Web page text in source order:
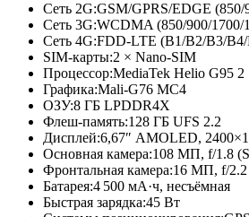
Сеть 2G:GSM/GPRS/EDGE (850/
Сеть 3G:WCDMA (850/900/1700/
Сеть 4G:FDD-LTE (B1/B2/B3/
SIM-карты:2 × Nano-SIM
Процессор:MediaTek Helio G95
Графика:Mali-G76 MC4
ОЗУ:8 ГБ LPDDR4X
Флеш-память:128 ГБ UFS 2.2
Дисплей:6,67″ AMOLED,
Основная камера:108 МП, f/1.8
Фронтальная камера:16 МП, f/2.2
Батарея:4 500 мА·ч, несъёмная
Быстрая зарядка:45 Вт